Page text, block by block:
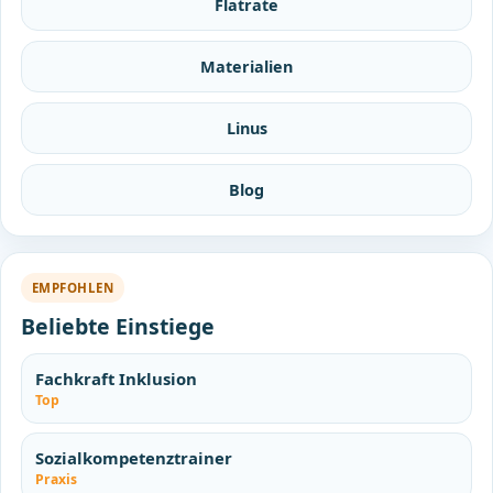
Flatrate
Materialien
Linus
Blog
EMPFOHLEN
Beliebte Einstiege
Fachkraft Inklusion
Top
Sozialkompetenztrainer
Praxis